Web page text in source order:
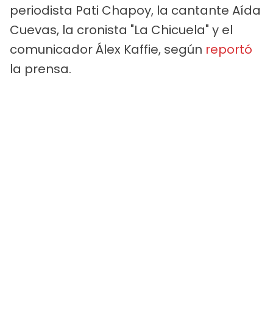
periodista Pati Chapoy, la cantante Aída
Cuevas, la cronista "La Chicuela" y el
comunicador Álex Kaffie, según reportó
la prensa.